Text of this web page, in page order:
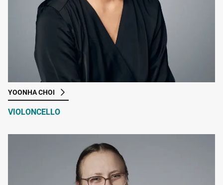
YOONHA CHOI
VIOLONCELLO